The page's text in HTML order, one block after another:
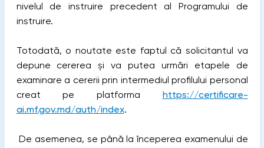
nivelul de instruire precedent al Programului de
instruire.
Totodată, o noutate este faptul că solicitantul va
depune cererea și va putea urmări etapele de
examinare a cererii prin intermediul profilului personal
creat pe platforma https://certificare-
ai.mf.gov.md/auth/index.
De asemenea, se până la începerea examenului de